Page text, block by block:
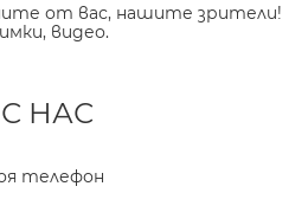
от вас, нашите зрители!
видео.
НАС
телефон